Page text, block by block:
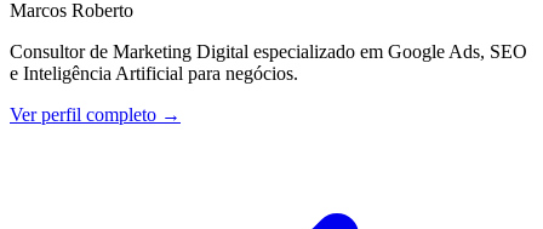
Marcos Roberto
Consultor de Marketing Digital especializado em Google Ads, SEO
e Inteligência Artificial para negócios.
Ver perfil completo →